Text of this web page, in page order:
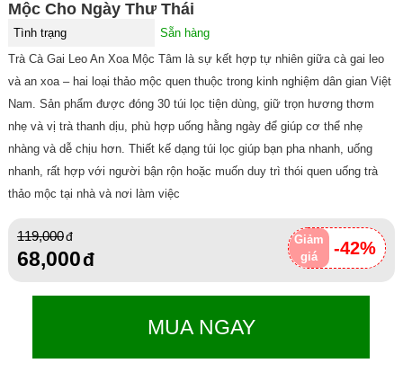
Mộc Cho Ngày Thư Thái
Tình trạng
Sẵn hàng
Trà Cà Gai Leo An Xoa Mộc Tâm là sự kết hợp tự nhiên giữa cà gai leo
và an xoa – hai loại thảo mộc quen thuộc trong kinh nghiệm dân gian Việt
Nam. Sản phẩm được đóng 30 túi lọc tiện dùng, giữ trọn hương thơm
nhẹ và vị trà thanh dịu, phù hợp uống hằng ngày để giúp cơ thể nhẹ
nhàng và dễ chịu hơn. Thiết kế dạng túi lọc giúp bạn pha nhanh, uống
nhanh, rất hợp với người bận rộn hoặc muốn duy trì thói quen uống trà
thảo mộc tại nhà và nơi làm việc
Giảm
giá
-42%
119,000
68,000
MUA NGAY